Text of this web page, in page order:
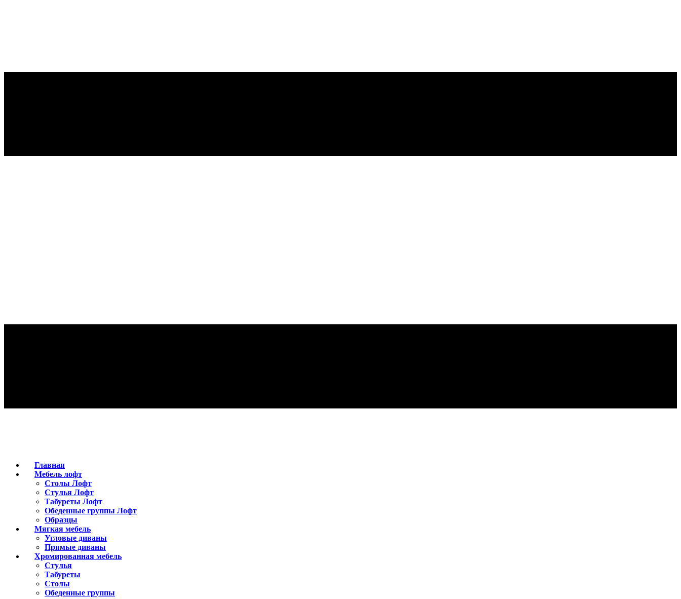
Главная
Мебель лофт
Столы Лофт
Стулья Лофт
Табуреты Лофт
Обеденные группы Лофт
Образцы
Мягкая мебель
Угловые диваны
Прямые диваны
Хромированная мебель
Стулья
Табуреты
Столы
Обеденные группы